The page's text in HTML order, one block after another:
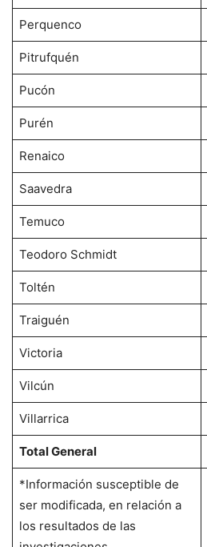
Perquenco
Pitrufquén
Pucón
Purén
Renaico
Saavedra
Temuco
Teodoro Schmidt
Toltén
Traiguén
Victoria
Vilcún
Villarrica
Total General
*Información susceptible de
ser modificada, en relación a
los resultados de las